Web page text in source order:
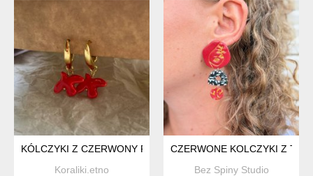
KÓLCZYKI Z CZERWONY PTASZKAMI
Koraliki.etno
CZERWONE KOLCZYKI Z
Bez Spiny Studio